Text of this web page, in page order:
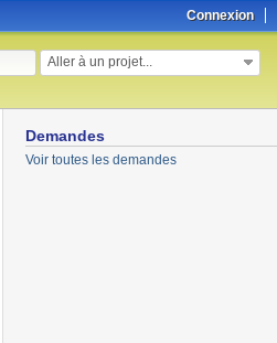
Connexion
Aller à un projet...
Demandes
Voir toutes les demandes